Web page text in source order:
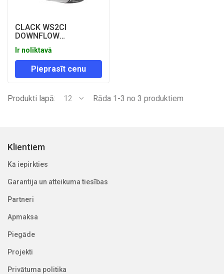
CLACK WS2CI
DOWNFLOW
METERED CONTROL
VALVES
Ir noliktavā
Pieprasīt cenu
Produkti lapā: 12 Rāda 1-3 no 3 produktiem
Klientiem
Kā iepirkties
Garantija un atteikuma tiesības
Partneri
Apmaksa
Piegāde
Projekti
Privātuma politika